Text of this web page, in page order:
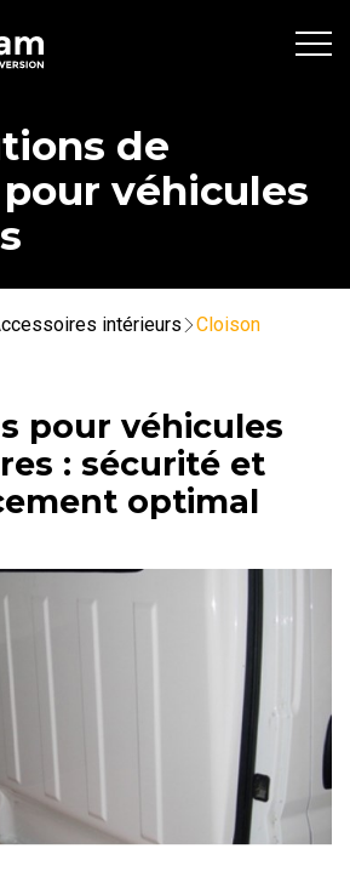
de
véhicules
intérieurs Cloison
pour véhicules
: sécurité et
optimal